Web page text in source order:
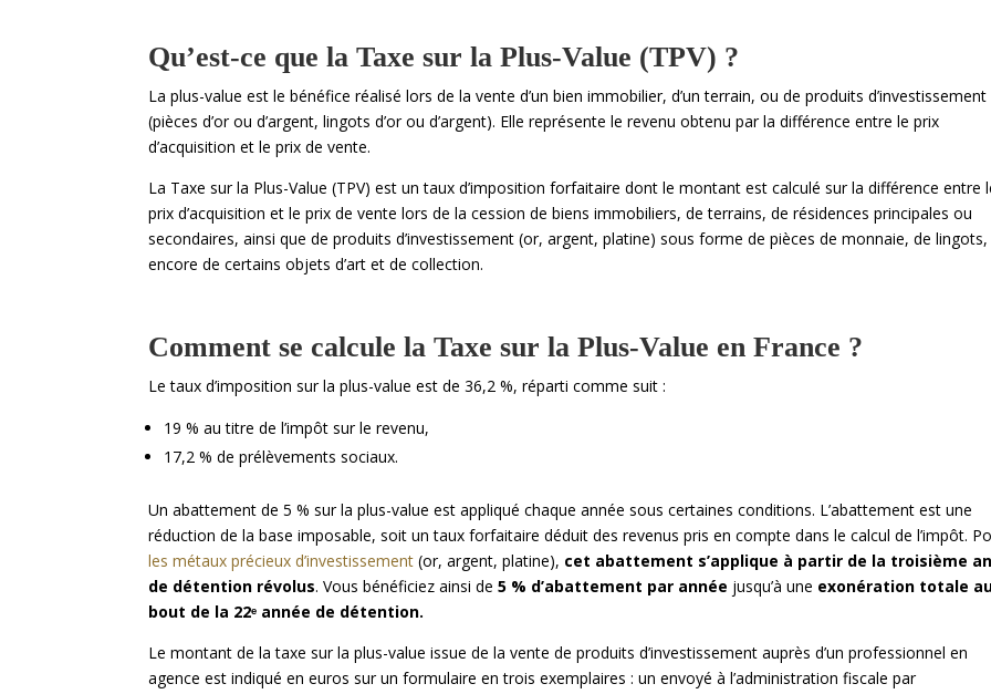
Qu’est-ce que la Taxe sur la Plus-Value (TPV) ?
La plus-value est le bénéfice réalisé lors de la vente d’un bien immobilier, d’un terrain, ou de produits d’investissement
(pièces d’or ou d’argent, lingots d’or ou d’argent). Elle représente le revenu obtenu par la différence entre le prix
d’acquisition et le prix de vente.
La Taxe sur la Plus-Value (TPV) est un taux d’imposition forfaitaire dont le montant est calculé sur la différence entre
prix d’acquisition et le prix de vente lors de la cession de biens immobiliers, de terrains, de résidences principales ou
secondaires, ainsi que de produits d’investissement (or, argent, platine) sous forme de pièces de monnaie, de
encore de certains objets d’art et de collection.
Comment se calcule la Taxe sur la Plus-Value en France ?
Le taux d’imposition sur la plus-value est de 36,2 %, réparti comme suit :
19 % au titre de l’impôt sur le revenu,
17,2 % de prélèvements sociaux.
Un abattement de 5 % sur la plus-value est appliqué chaque année sous certaines conditions. L’abattement est une
réduction de la base imposable, soit un taux forfaitaire déduit des revenus pris en compte dans le calcul de l’impôt.
les métaux précieux d’investissement (or, argent, platine), cet abattement s’applique à partir de la troisième
de détention révolus. Vous bénéficiez ainsi de 5 % d’abattement par année jusqu’à une exonération totale
bout de la 22ᵉ année de détention.
Le montant de la taxe sur la plus-value issue de la vente de produits d’investissement auprès d’un professionnel en
agence est indiqué en euros sur un formulaire en trois exemplaires : un envoyé à l’administration fiscale par